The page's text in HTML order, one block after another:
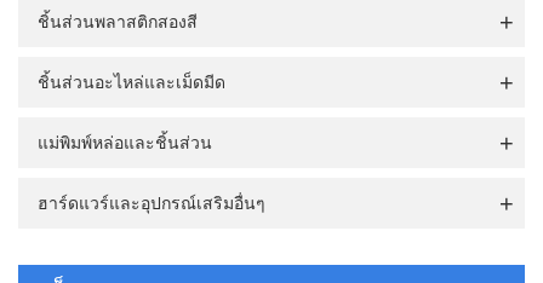
ชิ้นส่วนพลาสติกสองสี
ชิ้นส่วนอะไหล่และเม็ดมีด
แม่พิมพ์หล่อและชิ้นส่วน
ฮาร์ดแวร์และอุปกรณ์เสริมอื่นๆ